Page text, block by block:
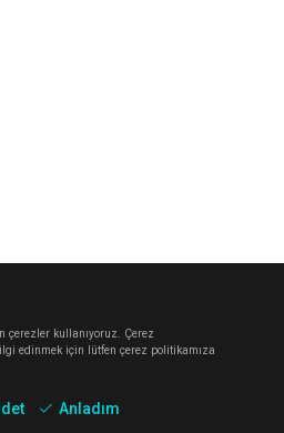
kullanıyoruz. Çerez
edinmek için lütfen çerez politikamıza
Anladım